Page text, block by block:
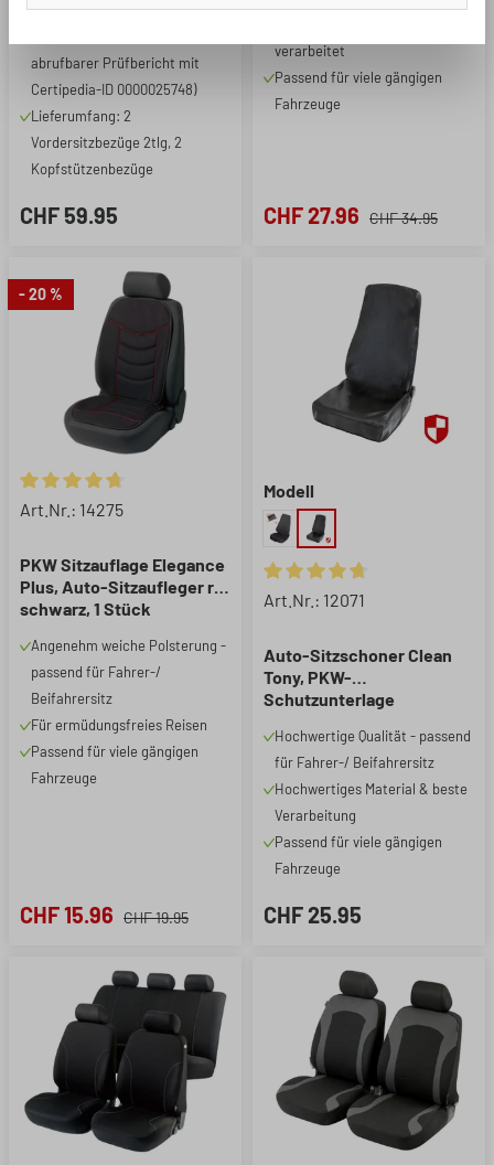
kompatibel mit Seitenairbag
abrufbarer Prüfbericht mit
Certipedia-ID 0000025748)
Lieferumfang: 2
Vordersitzbezüge 2tlg, 2
Kopfstützenbezüge
CHF 59.95
verarbeitet
Passend für viele gängigen
Fahrzeuge
CHF 27.96 CHF 34.95
- 20 %
Durchschnittliche Bewertung von 4.85 von 5 Sternen
Art.Nr.: 14275
PKW Sitzauflage Elegance
Plus, Auto-Sitzaufleger rot
schwarz, 1 Stück
Angenehm weiche Polsterung -
passend für Fahrer-/
Beifahrersitz
Für ermüdungsfreies Reisen
Passend für viele gängigen
Fahrzeuge
CHF 15.96 CHF 19.95
Modell
Durchschnittliche Bewertung
Art.Nr.: 12071
Auto-Sitzschoner Clean
Tony, PKW-
Schutzunterlage
Schonbezug aus
Kunstleder, 1 Stück
Hochwertige Qualität - passend
für Fahrer-/ Beifahrersitz
Hochwertiges Material & beste
Verarbeitung
Passend für viele gängigen
Fahrzeuge
CHF 25.95